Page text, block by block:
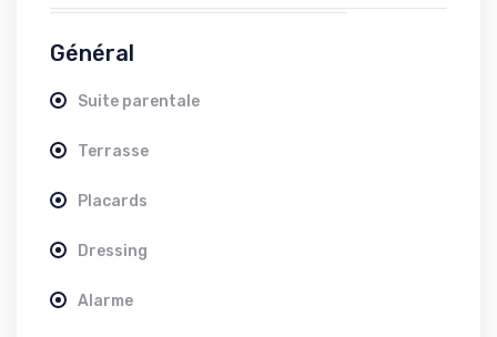
Général
Suite parentale
Terrasse
Placards
Dressing
Alarme